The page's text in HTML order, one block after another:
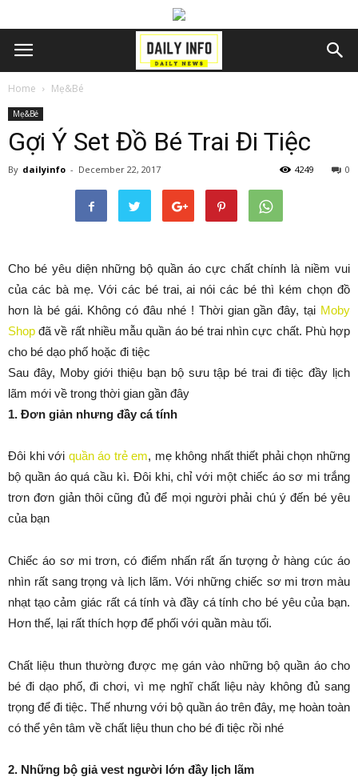
Home Mẹ&Bé
Mẹ&Bé
Gợi Ý Set Đồ Bé Trai Đi Tiệc
By dailyinfo - December 22, 2017 0
4249
Cho bé yêu diện những bộ quần áo cực chất chính là niềm vui
của các bà mẹ. Với các bé trai, ai nói các bé thì kém chọn đồ
hơn là bé gái. Không có đâu nhé ! Thời gian gần đây, tại Moby
Shop đã về rất nhiều mẫu quần áo bé trai nhìn cực chất. Phù hợp
cho bé dạo phố hoặc đi tiệc
Sau đây, Moby giới thiệu bạn bộ sưu tập bé trai đi tiệc đầy lịch
lãm mới về trong thời gian gần đây
1. Đơn giản nhưng đầy cá tính
Đôi khi với quần áo trẻ em, mẹ không nhất thiết phải chọn những
bộ quần áo quá cầu kì. Đôi khi, chỉ với một chiếc áo sơ mi trắng
trơn đơn giản thôi cũng đủ để mọi người phải chú ý đến bé yêu
của bạn
Chiếc áo sơ mi trơn, có điểm nhấn rất ấn tượng ở hàng cúc áo
nhìn rất sang trọng và lịch lãm. Với những chiếc sơ mi trơn màu
nhạt tạo cảm giác rất cá tính và đầy cá tính cho bé yêu của bạn.
Hơn thế, lại rất thích hợp để phối với quần màu tối.
Chất liệu thun thường được mẹ gán vào những bộ quần áo cho
bé đi dạo phố, đi chơi, vì mẹ nghĩ chất liệu này không đủ sang
trọng để đi tiệc. Thế nhưng với bộ quần áo trên đây, mẹ hoàn toàn
có thể yên tâm về chất liệu thun cho bé đi tiệc rồi nhé
2. Những bộ giả vest người lớn đầy lịch lãm